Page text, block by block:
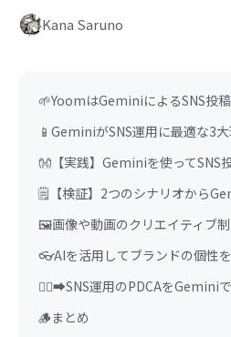
Kana Saruno
🌱YoomはGeminiによるSNS投
📱GeminiがSNS運用に最適な3
👐【実践】Geminiを使ってSNS
🗒️【検証】2つのシナリオから
🖼️画像や動画のクリエイティブ
👓AIを活用してブランドの個性
🏃‍♂️‍➡️SNS運用のPDCAをGemini
🪵まとめ